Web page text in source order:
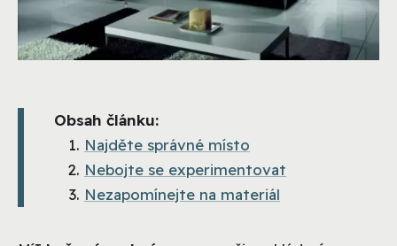
Obsah článku:
Najděte správné místo
Nebojte se experimentovat
Nezapomínejte na materiál